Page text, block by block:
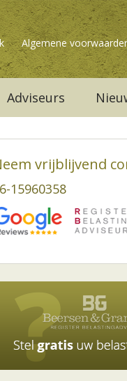
Algemene
Adviseurs
vrijblijvend
15960358